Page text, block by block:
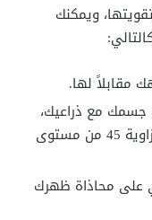
ويمكنك
مقابلاً لها.
جسمك مع ذراعيك،
فيجب أن تكون ذراعيك تحت صدرك بزاوية 45 من مستوى
على محاذاة ظهرك